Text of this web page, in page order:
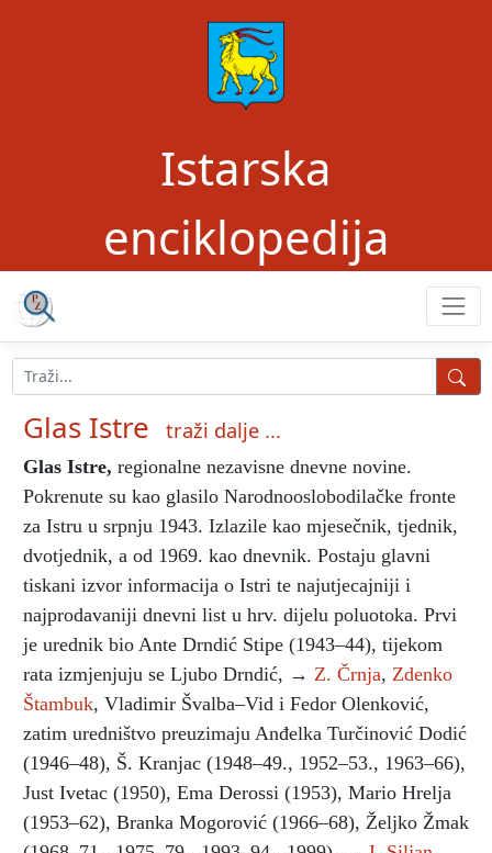
Istarska
enciklopedija
Glas Istre traži dalje ...
Glas Istre, regionalne nezavisne dnevne novine.
Pokrenute su kao glasilo Narodnooslobodilačke fronte
za Istru u srpnju 1943. Izlazile kao mjesečnik, tjednik,
dvotjednik, a od 1969. kao dnevnik. Postaju glavni
tiskani izvor informacija o Istri te najutjecajniji i
najprodavaniji dnevni list u hrv. dijelu poluotoka. Prvi
je urednik bio Ante Drndić Stipe (1943–44), tijekom
rata izmjenjuju se Ljubo Drndić, → Z. Črnja, Zdenko
Štambuk, Vladimir Švalba–Vid i Fedor Olenković,
zatim uredništvo preuzimaju Anđelka Turčinović Dodić
(1946–48), Š. Kranjac (1948–49., 1952–53., 1963–66),
Just Ivetac (1950), Ema Derossi (1953), Mario Hrelja
(1953–62), Branka Mogorović (1966–68), Željko Žmak